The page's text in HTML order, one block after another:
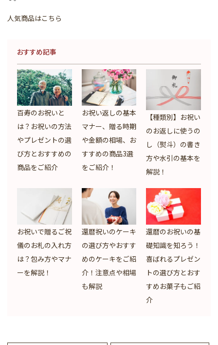
人気商品はこちら
おすすめ記事
百寿のお祝いと
は？お祝いの方法
やプレゼントの選
び方とおすすめの
商品をご紹介
お祝い返しの基本
マナー、贈る時期
や金額の相場、お
すすめの商品3選
をご紹介！
【種類別】お祝い
のお返しに使うの
し（熨斗）の書き
方や水引の基本を
解説！
お祝いで贈るご祝
儀のお札の入れ方
は？包み方やマナ
ーを解説！
還暦祝いのケーキ
の選び方やおすす
めのケーキをご紹
介！注意点や相場
も解説
還暦のお祝いの基
礎知識を知ろう！
喜ばれるプレゼン
トの選び方とおす
すめお菓子もご紹
介